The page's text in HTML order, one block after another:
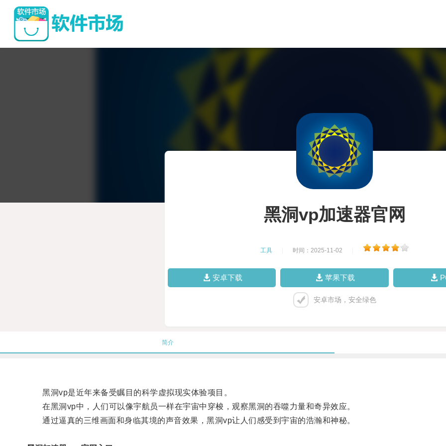
黑洞vp加速器官网
工具 时间：2025-11-02
安卓下载 苹果下载
安卓市场，安全绿色
简介
黑洞vp是近年来备受瞩目的科学虚拟现实体验项目。
在黑洞vp中，人们可以像宇航员一样在宇宙中穿梭，观察黑洞的吞噬力量和奇异效应。
通过逼真的三维画面和身临其境的声音效果，黑洞vp让人们感受到宇宙的浩瀚和神秘。